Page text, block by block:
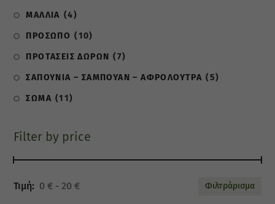
ΜΑΛΛΙΑ (4)
ΠΡΟΣΩΠΟ (10)
ΠΡΟΤΑΣΕΙΣ ΔΩΡΩΝ (7)
ΣΑΠΟΥΝΙΑ – ΣΑΜΠΟΥΑΝ – ΑΦΡΟΛΟΥΤΡΑ (5)
ΣΩΜΑ (11)
Filter by price
Φιλτράρισμα
0 € 20 €